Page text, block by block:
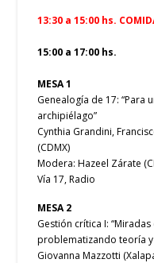
13:30 a 15:00 hs.
15:00 a 17:00 hs.
MESA 1
Genealogía de 17: “Para
archipiélago”
Cynthia Grandini,
(CDMX)
Modera: Hazeel Zárate
Vía 17, Radio
MESA 2
Gestión crítica I:
problematizando teoría y
Giovanna Mazzotti